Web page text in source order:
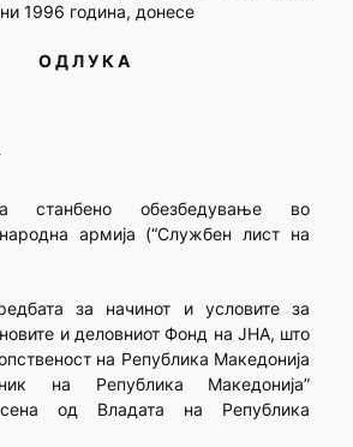
1996 година, донесе
О Д Л У К А
станбено обезбедување во
армија (“Службен лист на
за начинот и условите за
и деловниот Фонд на ЈНА, што
на Република Македонија
на Република Македонија”
од Владата на Република